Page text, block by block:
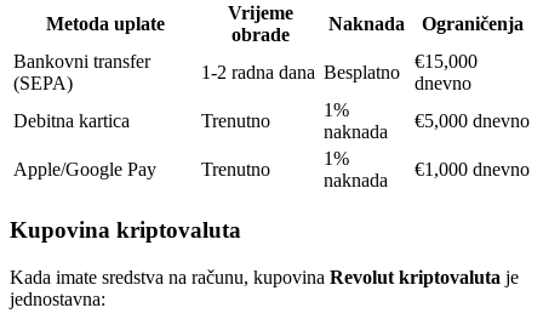
Metoda uplate
Vrijeme
obrade
Naknada
Ograničenja
Bankovni transfer
(SEPA)
1-2 radna dana Besplatno
€15,000
dnevno
Debitna kartica
Trenutno
1%
naknada
€5,000 dnevno
Apple/Google Pay Trenutno
1%
naknada
€1,000 dnevno
Kupovina kriptovaluta
Kada imate sredstva na računu, kupovina Revolut kriptovaluta je
jednostavna: